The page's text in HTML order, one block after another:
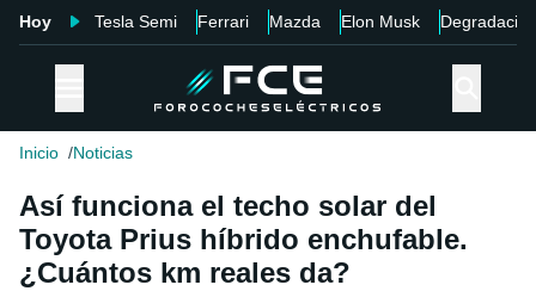
Hoy Tesla Semi Ferrari Mazda Elon Musk Degradación
Inicio Noticias
Así funciona el techo solar del
Toyota Prius híbrido enchufable.
¿Cuántos km reales da?